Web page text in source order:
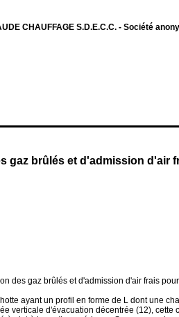
CHAUFFAGE S.D.E.C.C. - Société
gaz brûlés et d'admission d'air
des gaz brûlés et d'admission d'air frais
ayant un profil en forme de L dont une
verticale d'évacuation décentrée (12), cette